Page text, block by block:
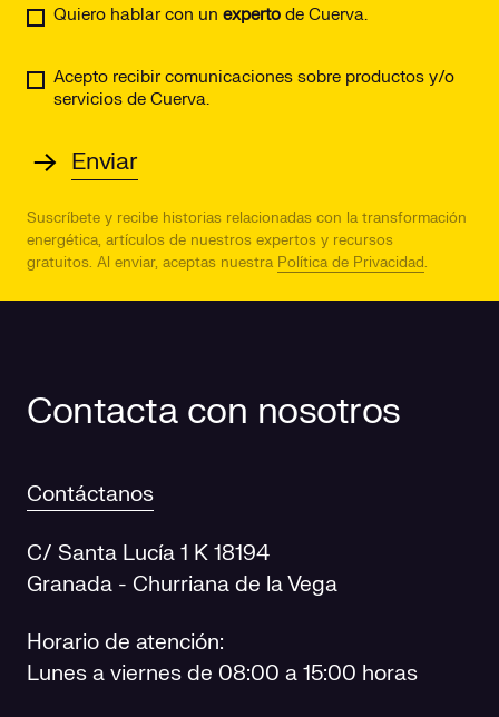
Quiero hablar con un experto de Cuerva.
Acepto recibir comunicaciones sobre productos y/o
servicios de Cuerva.
Suscríbete y recibe historias relacionadas con la transformación
energética, artículos de nuestros expertos y recursos
gratuitos. Al enviar, aceptas nuestra Política de Privacidad.
Contacta con nosotros
Contáctanos
C/ Santa Lucía 1 K 18194
Granada - Churriana de la Vega
Horario de atención:
Lunes a viernes de 08:00 a 15:00 horas